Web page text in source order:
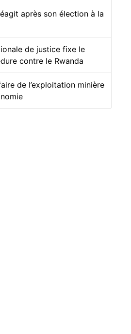
après son élection à la
de justice fixe le
contre le Rwanda
de l’exploitation minière